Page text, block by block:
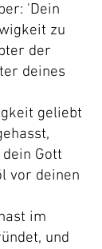
'Dein
zu
der
deines
geliebt
Gott
vor deinen
im
und